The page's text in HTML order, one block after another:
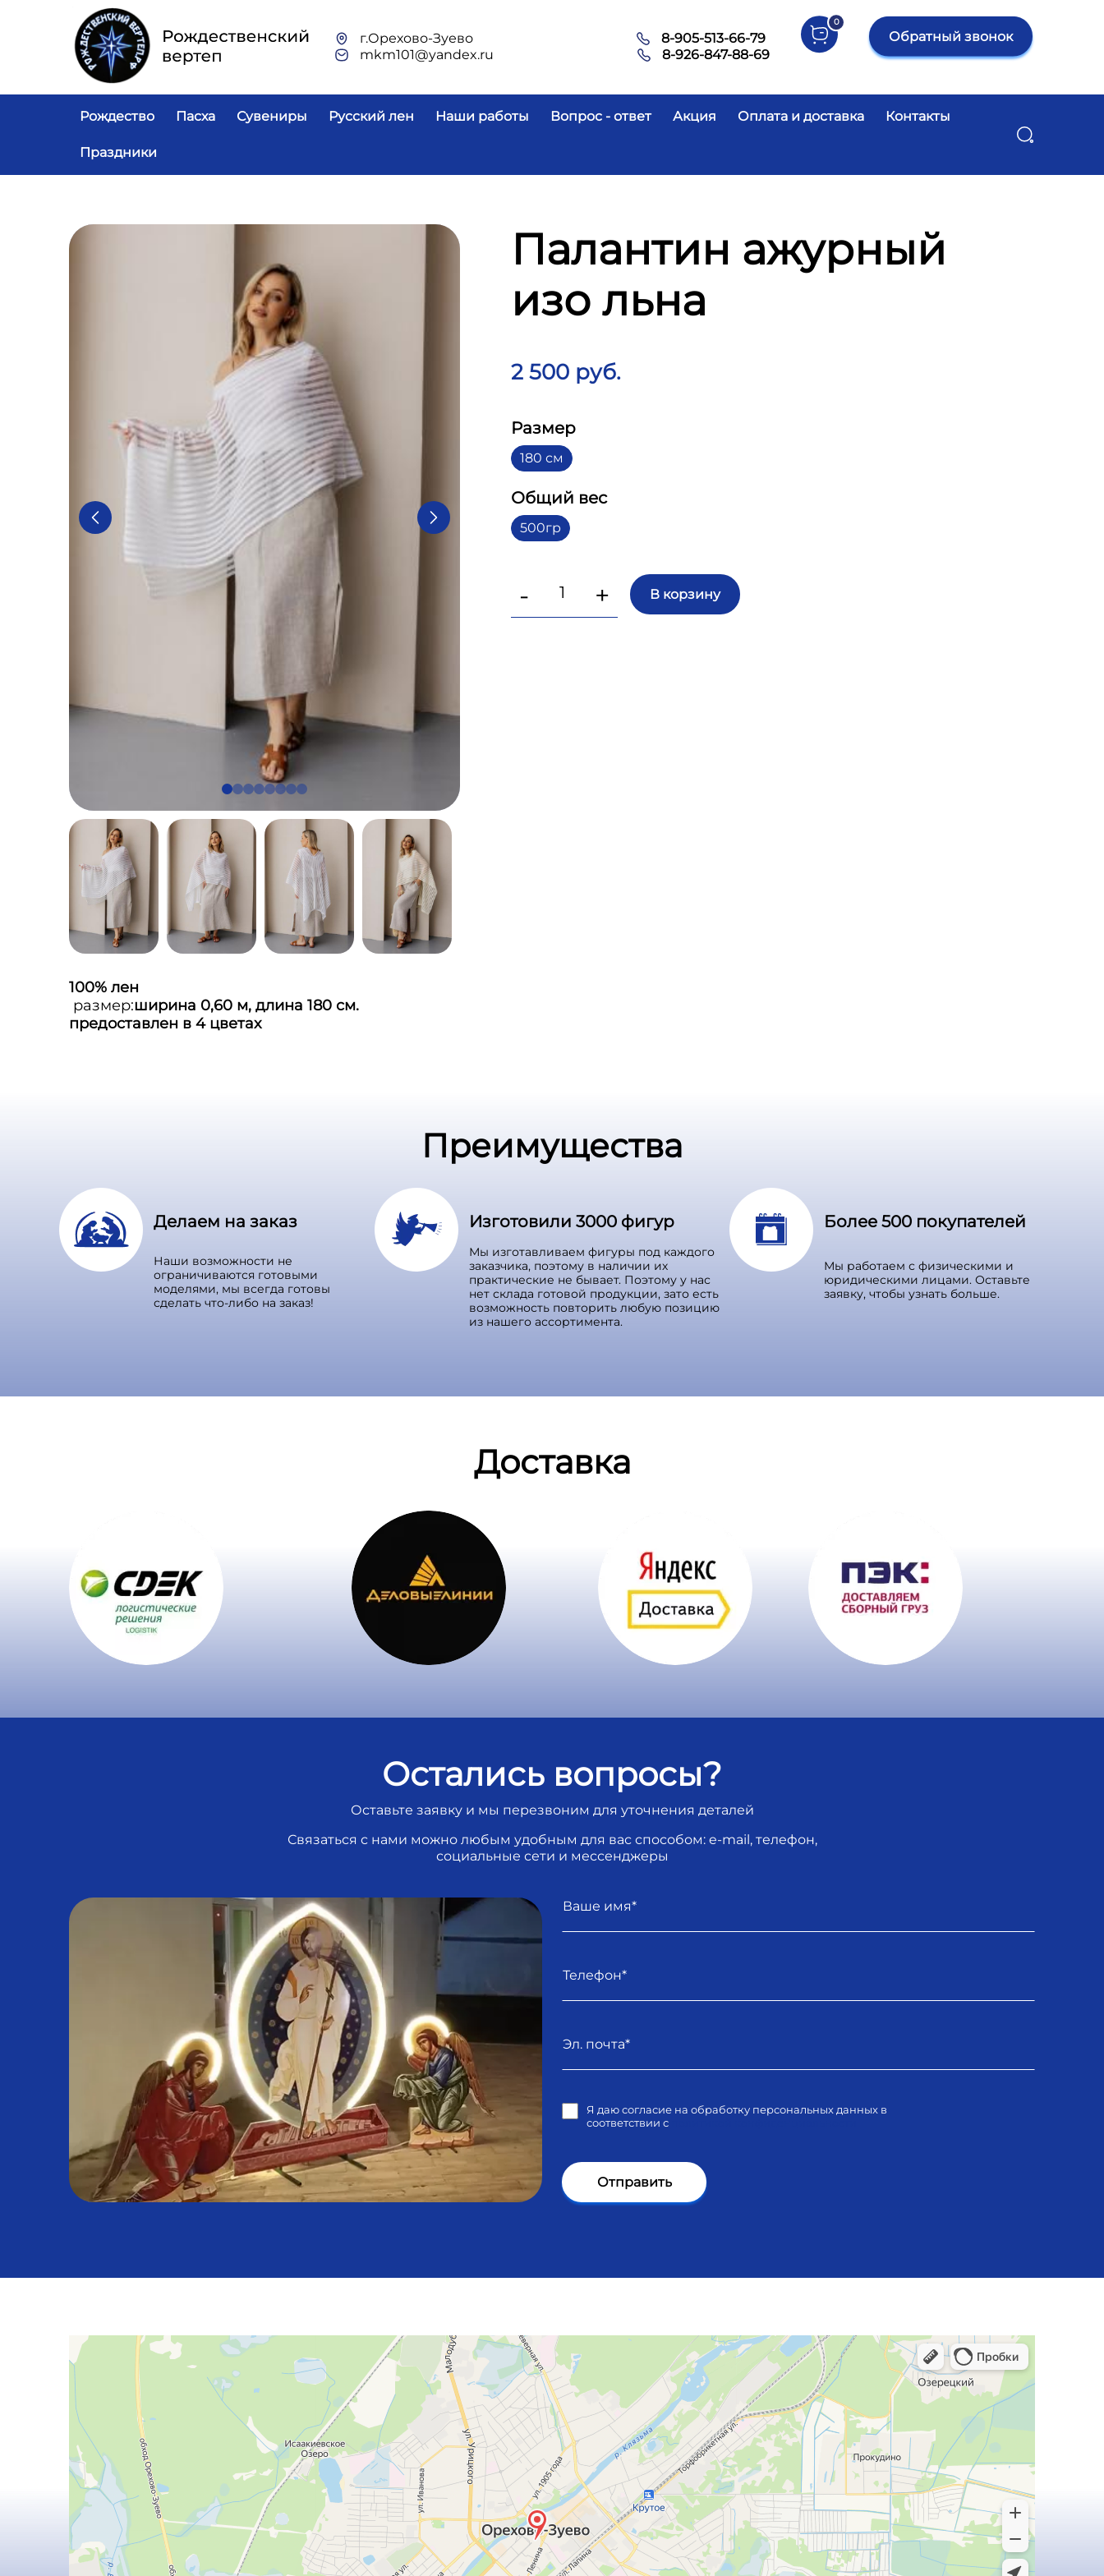
Перейти к основному содержанию
8-905-513-66-79
8-926-847-88-69
г.Орехово-Зуево
mkm101@yandex.ru
0
Обратный звонок
Рождество Пасха Сувениры Русский лен Наши работы Вопрос - ответ Акция Оплата и доставка Контакты
Праздники
Палантин ажурный
изо льна
2 500 руб.
Размер
180 см
Общий вес
500гр
- + В корзину
100% лен
размер:ширина 0,60 м, длина 180 см.
предоставлен в 4 цветах
Преимущества
Делаем на заказ
Наши возможности не
ограничиваются готовыми
моделями, мы всегда готовы
сделать что-либо на заказ!
Изготовили 3000 фигур
Мы изготавливаем фигуры под каждого
заказчика, поэтому в наличии их
практические не бывает. Поэтому у нас
нет склада готовой продукции, зато есть
возможность повторить любую позицию
из нашего ассортимента.
Более 500 покупателей
Мы работаем с физическими и
юридическими лицами. Оставьте
заявку, чтобы узнать больше.
Доставка
Остались вопросы?
Оставьте заявку и мы перезвоним для уточнения деталей
Связаться с нами можно любым удобным для вас способом: e-mail, телефон,
социальные сети и мессенджеры
Я даю согласие на обработку персональных данных в
соответствии с
Отправить